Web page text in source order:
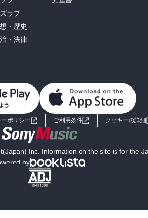
ラブ
・歴史
・法律
ポリシー ご利用条件 クッキーの詳細
Inc. Information on the site is for the
by